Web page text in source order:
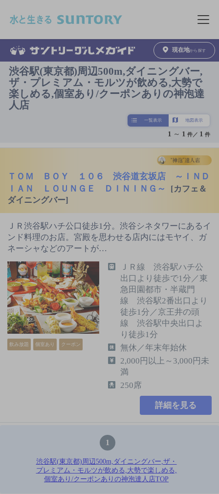
メニュ
現在地から探す
渋谷駅(東京都)周辺500m,ダイニングバー,
ザ・プレミアム・モルツが飲める,大勢で
楽しめる,個室あり/クーポンありの神泡達
人店
一覧表示 地図表示
1 ～ 1 件／ 1 件
ＴＯＭ ＢＯＹ １０６ 渋谷道玄坂店 ～ＩＮＤ
ＩＡＮ ＬＯＵＮＧＥ ＤＩＮＩＮＧ～
[カフェ＆
ダイニングバー]
ＪＲ渋谷駅ハチ公口徒歩1分。渋谷シネタワーにあるイ
ンド料理のお店。宮殿を思わせる店内にはモヤイ、ガ
ネーシャなどのアートが…
飲み放題 個室あり クーポン
ＪＲ線 渋谷駅ハチ公
出口より徒歩で1分／東
急田園都市・半蔵門
線 渋谷駅2番出口より
徒歩1分／京王井の頭
線 渋谷駅中央出口よ
り徒歩1分
無休／年末年始休
2,000円以上～3,000円未
満
250席
詳細を見る
1
渋谷駅(東京都)周辺500m,ダイニングバー,ザ・
プレミアム・モルツが飲める,大勢で楽しめる,
個室あり/クーポンありの神泡達人店TOP